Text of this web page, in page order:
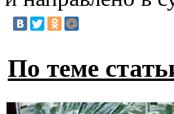
По теме